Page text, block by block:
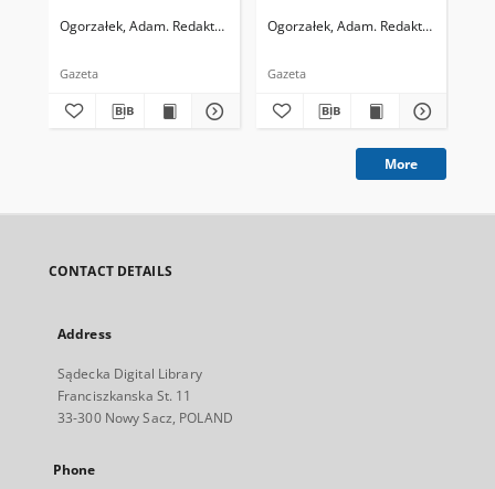
Ogorzałek, Adam. Redaktor naczelny
Gazeta
Ogorzałek, Adam. Redaktor naczelny
Gazeta
More
CONTACT DETAILS
Address
Sądecka Digital Library
Franciszkanska St. 11
33-300 Nowy Sacz, POLAND
Phone